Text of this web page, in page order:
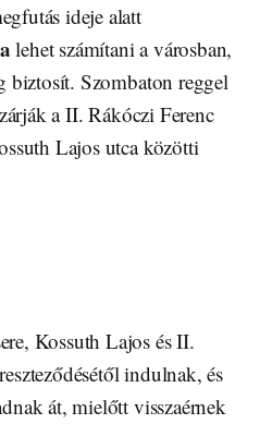
ideje alatt
lehet számítani a városban,
biztosít. Szombaton reggel
a II. Rákóczi Ferenc
Lajos utca közötti
Kossuth Lajos és II.
indulnak, és
át, mielőtt visszaérnek